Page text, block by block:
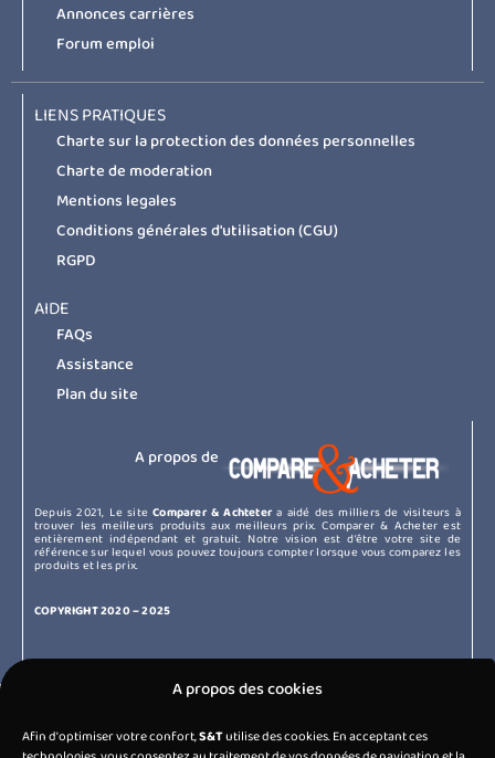
A propos des cookies
Afin d'optimiser votre confort,S&Tutilise des cookies. En acceptant ces
Annonces carrières
Forum emploi
LIENS PRATIQUES
Charte sur la protection des données personnelles
Charte de moderation
Mentions legales
Conditions générales d'utilisation (CGU)
RGPD
AIDE
FAQs
Assistance
Plan du site
A propos de
Depuis 2021, Le siteComparer & Achtetera aidé des milliers de visiteurs à
trouver les meilleurs produits aux meilleurs prix.Comparer & Acheter est
entièrement indépendant et gratuit. Notre vision est d’être votre site de
référence sur lequel vous pouvez toujours compter lorsque vous comparez les
produits et les prix.
COPYRIGHT 2020 – 2025
Prev Comment choisir la meilleure Tablette en 2025 ?